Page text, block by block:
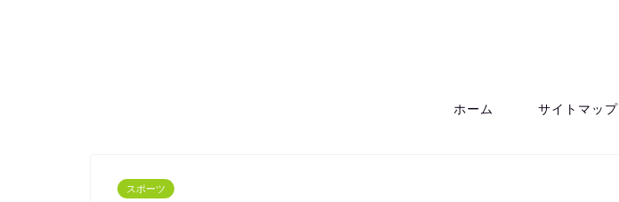
ホーム サイトマップ
スポーツ